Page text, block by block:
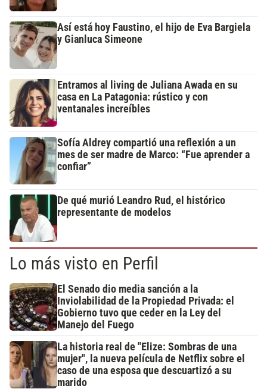
Así está hoy Faustino, el hijo de Eva Bargiela
y Gianluca Simeone
Entramos al living de Juliana Awada en su
casa en La Patagonia: rústico y con
ventanales increíbles
Sofía Aldrey compartió una reflexión a un
mes de ser madre de Marco: “Fue aprender a
confiar”
De qué murió Leandro Rud, el histórico
representante de modelos
Lo más visto en Perfil
El Senado dio media sanción a la
Inviolabilidad de la Propiedad Privada: el
Gobierno tuvo que ceder en la Ley del
Manejo del Fuego
La historia real de "Elize: Sombras de una
mujer", la nueva película de Netflix sobre el
caso de una esposa que descuartizó a su
marido